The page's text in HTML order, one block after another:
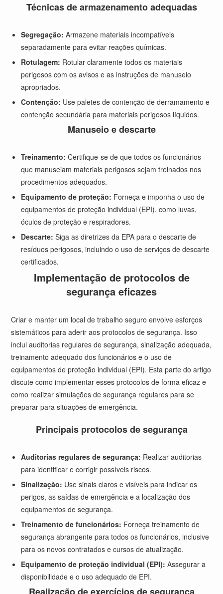
Técnicas de armazenamento adequadas
Segregação: Armazene materiais incompatíveis
separadamente para evitar reações químicas.
Rotulagem: Rotular claramente todos os materiais
perigosos com os avisos e as instruções de manuseio
apropriados.
Contenção: Use paletes de contenção de derramamento e
contenção secundária para materiais perigosos líquidos.
Manuseio e descarte
Treinamento: Certifique-se de que todos os funcionários
que manuseiam materiais perigosos sejam treinados nos
procedimentos adequados.
Equipamento de proteção: Forneça e imponha o uso de
equipamentos de proteção individual (EPI), como luvas,
óculos de proteção e respiradores.
Descarte: Siga as diretrizes da EPA para o descarte de
resíduos perigosos, incluindo o uso de serviços de descarte
certificados.
Implementação de protocolos de
segurança eficazes
Criar e manter um local de trabalho seguro envolve esforços
sistemáticos para aderir aos protocolos de segurança. Isso
inclui auditorias regulares de segurança, sinalização adequada,
treinamento adequado dos funcionários e o uso de
equipamentos de proteção individual (EPI). Esta parte do artigo
discute como implementar esses protocolos de forma eficaz e
como realizar simulações de segurança regulares para se
preparar para situações de emergência.
Principais protocolos de segurança
Auditorias regulares de segurança: Realizar auditorias
para identificar e corrigir possíveis riscos.
Sinalização: Use sinais claros e visíveis para indicar os
perigos, as saídas de emergência e a localização dos
equipamentos de segurança.
Treinamento de funcionários: Forneça treinamento de
segurança abrangente para todos os funcionários, inclusive
para os novos contratados e cursos de atualização.
Equipamento de proteção individual (EPI): Assegurar a
disponibilidade e o uso adequado de EPI.